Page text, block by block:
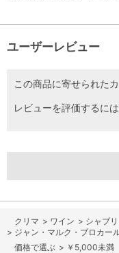
ユーザーレビュー
この商品に寄せられた
レビューを評価するには
> ワイン > シャブ
> ジャン・マルク・ブロカ
> ￥5,000未満